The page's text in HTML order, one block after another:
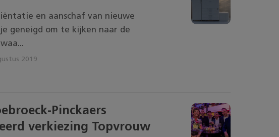
en aanschaf van nieuwe
geneigd om te kijken naar de
2019
Pinckaers
verkiezing Topvrouw